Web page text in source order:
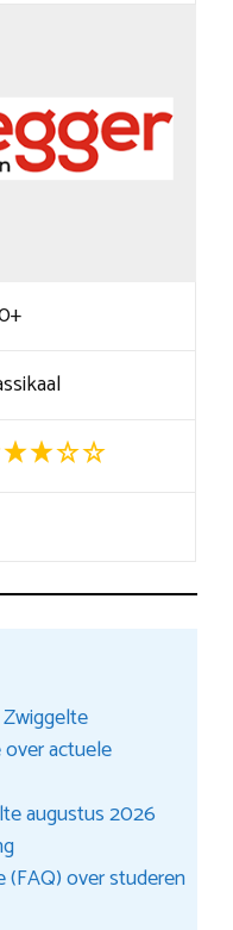
actuele
augustus 2026
over studeren